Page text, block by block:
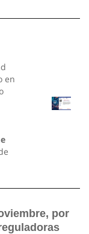
en
por